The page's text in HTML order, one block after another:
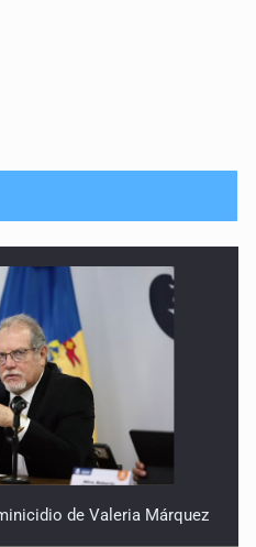
o la gestión del partido
y la administración pública
certidumbre
de Valeria Márquez